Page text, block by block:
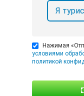
Я
Нажимая
условиями
политикой